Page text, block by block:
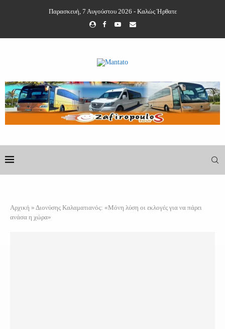
Παρασκευή, 7 Αυγούστου 2026 - Καλώς Ήρθατε
Αρχική » Διονύσης Καλαματιανός: «Μόνη λύση οι εκλογές για να πάρει
ανάσα η χώρα»